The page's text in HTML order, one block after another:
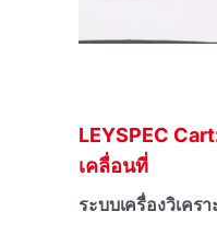
LEYSPEC
เคลื่อนที่
ระบบเครื่องวิเคร